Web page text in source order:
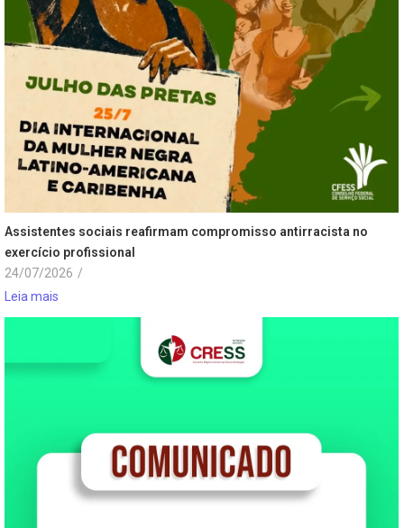
Assistentes sociais reafirmam compromisso antirracista no
exercício profissional
24/07/2026 /
Leia mais